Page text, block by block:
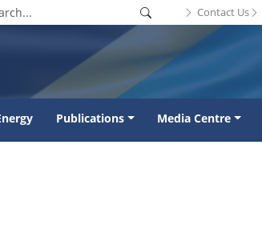
Contact Us
Publications Media Centre